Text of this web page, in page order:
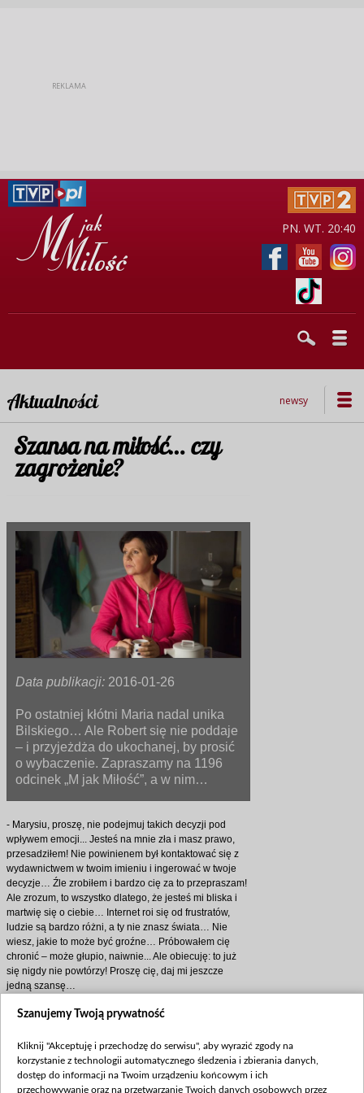
PN. WT. 20:40
Aktualności newsy
Szansa na miłość… czy
zagrożenie?
Data publikacji: 2016-01-26
Po ostatniej kłótni Maria nadal unika
Bilskiego… Ale Robert się nie poddaje
– i przyjeżdża do ukochanej, by prosić
o wybaczenie. Zapraszamy na 1196
odcinek „M jak Miłość”, a w nim…
- Marysiu, proszę, nie podejmuj takich decyzji pod
wpływem emocji... Jesteś na mnie zła i masz prawo,
przesadziłem! Nie powinienem był kontaktować się z
wydawnictwem w twoim imieniu i ingerować w twoje
decyzje… Źle zrobiłem i bardzo cię za to przepraszam!
Ale zrozum, to wszystko dlatego, że jesteś mi bliska i
martwię się o ciebie… Internet roi się od frustratów,
ludzie są bardzo różni, a ty nie znasz świata… Nie
wiesz, jakie to może być groźne… Próbowałem cię
chronić – może głupio, naiwnie... Ale obiecuję: to już
się nigdy nie powtórzy! Proszę cię, daj mi jeszcze
jedną szansę…
kręci tylko głową:
I doskonale pamięta, jak Bilski zachował się podczas
kłótni… Robert tym razem panuje jednak nad
emocjami – i jest gotów na wszystko, by na nowo
zdobyć jej zaufanie.
Szanujemy Twoją prywatność
Kliknij "Akceptuję i przechodzę do serwisu", aby wyrazić zgody na
korzystanie z technologii automatycznego śledzenia i zbierania danych,
dostęp do informacji na Twoim urządzeniu końcowym i ich
przechowywanie oraz na przetwarzanie Twoich danych osobowych przez